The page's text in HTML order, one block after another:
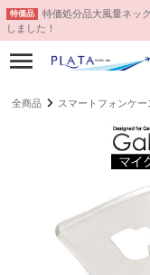
特価品
特価処分品大風量ネッ
しました！
全商品 スマートフォンケー